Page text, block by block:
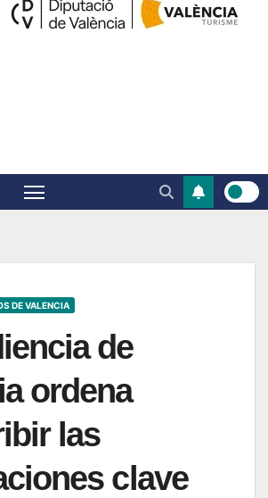
DE VALENCIA
de
ordena
las
clave